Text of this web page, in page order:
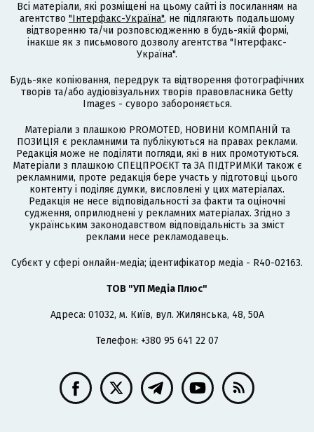
Всі матеріали, які розміщені на цьому сайті із посиланням на
агентство "Інтерфакс-Україна", не підлягають подальшому
відтворенню та/чи розповсюдженню в будь-якій формі,
інакше як з письмового дозволу агентства "Інтерфакс-
Україна".
Будь-яке копіювання, передрук та відтворення фотографічних
творів та/або аудіовізуальних творів правовласника Getty
Images - суворо забороняється.
Матеріали з плашкою PROMOTED, НОВИНИ КОМПАНІЙ та
ПОЗИЦІЯ є рекламними та публікуються на правах реклами.
Редакція може не поділяти погляди, які в них промотуються.
Матеріали з плашкою СПЕЦПРОЄКТ та ЗА ПІДТРИМКИ також є
рекламними, проте редакція бере участь у підготовці цього
контенту і поділяє думки, висловлені у цих матеріалах.
Редакція не несе відповідальності за факти та оціночні
судження, оприлюднені у рекламних матеріалах. Згідно з
українським законодавством відповідальність за зміст
реклами несе рекламодавець.
Cубєкт у сфері онлайн-медіа; ідентифікатор медіа - R40-02163.
ТОВ "УП Медіа Плюс"
Адреса: 01032, м. Київ, вул. Жилянська, 48, 50А
Телефон: +380 95 641 22 07